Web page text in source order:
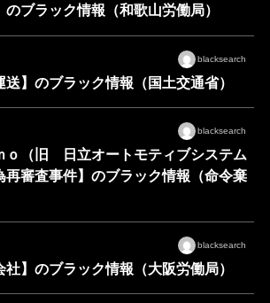
のブラック情報（和歌山労働局）
blacksearch
送】のブラック情報（国土交通省）
blacksearch
ｏ（旧 日立オートモティブシステム
再審査事件】のブラック情報（命令棄
blacksearch
社】のブラック情報（大阪労働局）